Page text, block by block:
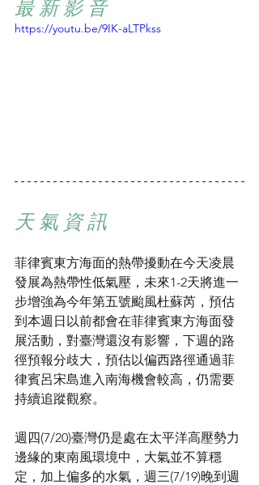
最 新 影 音
https://youtu.be/9IK-aLTPkss
天 氣 資 訊
菲律賓東方海面的熱帶擾動在今天凌晨
發展為熱帶性低氣壓，未來1-2天將進一
步增強為今年第五號颱風杜蘇芮，預估
到本週日以前都會在菲律賓東方海面發
展活動，對臺灣還沒有影響，下週的路
徑預報分歧大，預估以偏西路徑通過菲
律賓呂宋島進入南海機會較高，仍需要
持續追蹤觀察。
週四(7/20)臺灣仍是處在太平洋高壓勢力
邊緣的東南風環境中，大氣並不算穩
定，加上偏多的水氣，週三(7/19)晚到週